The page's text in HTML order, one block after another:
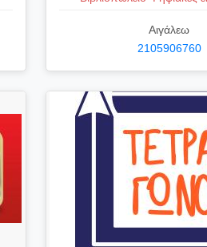
Αιγάλεω
2105906760